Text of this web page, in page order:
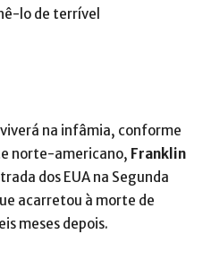
lo de terrível
na infâmia, conforme
norte-americano, Franklin
dos EUA na Segunda
acarretou à morte de
meses depois.